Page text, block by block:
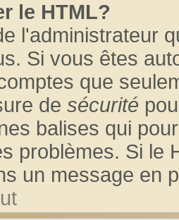
le HTML?
l'administrateur
Si vous êtes
que
de sécurité
balises qui
problèmes. Si le
un message en